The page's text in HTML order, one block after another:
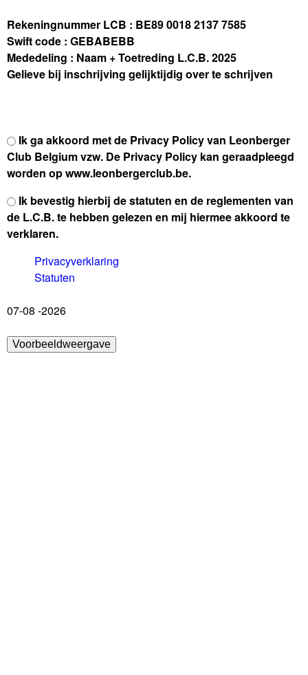
Rekeningnummer LCB : BE89 0018 2137 7585
Swift code : GEBABEBB
Mededeling : Naam + Toetreding L.C.B. 2025
Gelieve bij inschrijving gelijktijdig over te schrijven
v
o
o
w
a
a
p
i
v
Ik ga akkoord met de Privacy Policy van Leonberger
Club Belgium vzw. De Privacy Policy kan geraadpleegd
worden op www.leonbergerclub.be.
v
o
o
r
e
Ik bevestig hierbij de statuten en de reglementen van
de L.C.B. te hebben gelezen en mij hiermee akkoord te
verklaren.
Privacyverklaring
Statuten
07-08 -2026